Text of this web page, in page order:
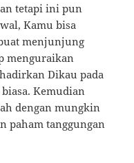
tetapi ini pun
Kamu bisa
menjunjung
menguraikan
Dikau pada
Kemudian
dengan mungkin
paham tanggungan